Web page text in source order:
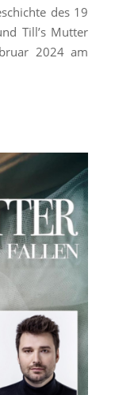
des 19
Till’s Mutter
2024 am